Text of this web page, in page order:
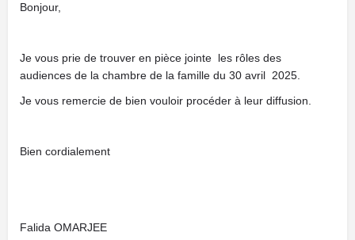
Bonjour,
Je vous prie de trouver en pièce jointe les rôles des
audiences de la chambre de la famille du 30 avril 2025.
Je vous remercie de bien vouloir procéder à leur diffusion.
Bien cordialement
Falida OMARJEE